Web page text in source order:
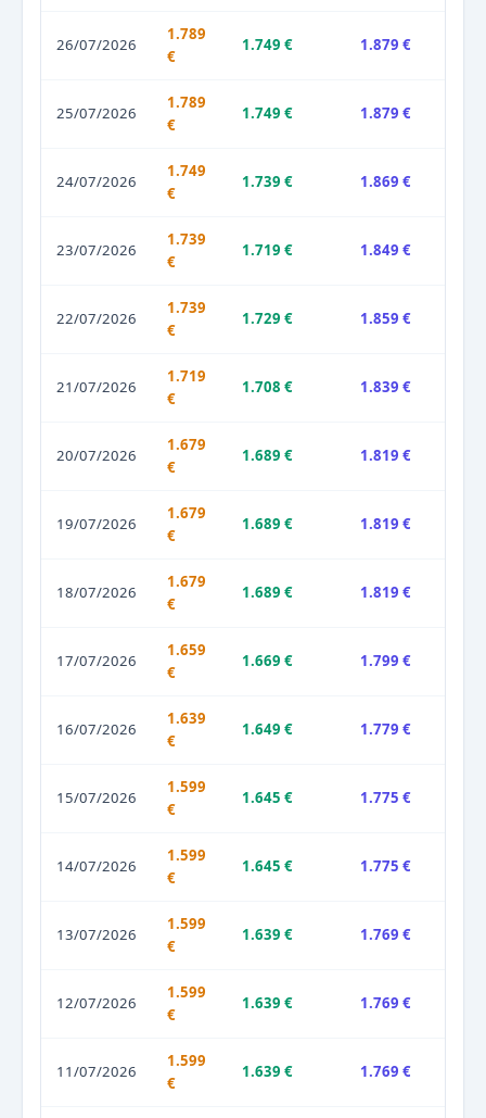
26/07/2026
1.789
€
1.749 € 1.879 €
25/07/2026
1.789
€
1.749 € 1.879 €
24/07/2026
1.749
€
1.739 € 1.869 €
23/07/2026
1.739
€
1.719 € 1.849 €
22/07/2026
1.739
€
1.729 € 1.859 €
21/07/2026
1.719
€
1.708 € 1.839 €
20/07/2026
1.679
€
1.689 € 1.819 €
19/07/2026
1.679
€
1.689 € 1.819 €
18/07/2026
1.679
€
1.689 € 1.819 €
17/07/2026
1.659
€
1.669 € 1.799 €
16/07/2026
1.639
€
1.649 € 1.779 €
15/07/2026
1.599
€
1.645 € 1.775 €
14/07/2026
1.599
€
1.645 € 1.775 €
13/07/2026
1.599
€
1.639 € 1.769 €
12/07/2026
1.599
€
1.639 € 1.769 €
11/07/2026
1.599
€
1.639 € 1.769 €